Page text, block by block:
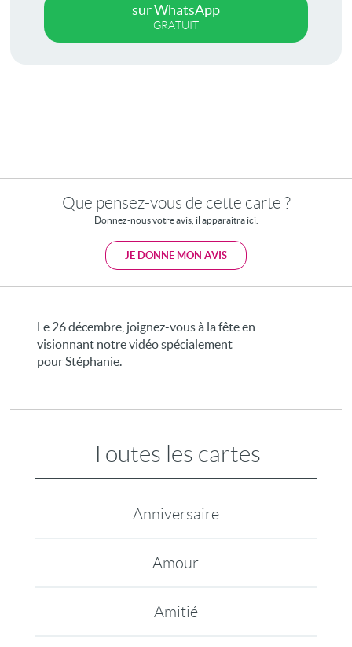
sur WhatsApp
GRATUIT
Que pensez-vous de cette carte ?
Donnez-nous votre avis, il apparaitra ici.
JE DONNE MON AVIS
Le 26 décembre, joignez-vous à la fête en
visionnant notre vidéo spécialement
pour Stéphanie.
Toutes les cartes
Anniversaire
Amour
Amitié